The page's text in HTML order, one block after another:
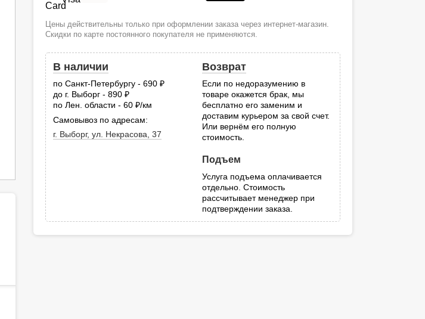
Цены действительны только при оформлении заказа через интернет-магазин.
Скидки по карте постоянного покупателя не применяются.
В наличии
по Санкт-Петербургу - 690
до г. Выборг - 890
по Лен. области - 60
руб.
/км
Самовывоз по адресам:
г. Выборг, ул. Некрасова, 37
Возврат
Если по недоразумению в
товаре окажется брак, мы
бесплатно его заменим и
доставим курьером за свой счет.
Или вернём его полную
стоимость.
Подъем
Услуга подъема оплачивается
отдельно. Стоимость
рассчитывает менеджер при
подтверждении заказа.